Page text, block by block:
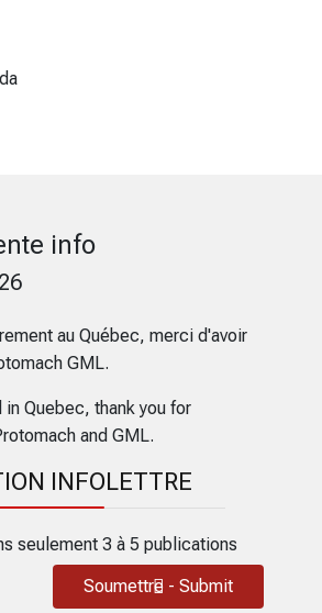
info
au Québec, merci d'avoir
GML.
in Quebec, thank you for
and GML.
INFOLETTRE
seulement 3 à 5 publications
Soumettre - Submit